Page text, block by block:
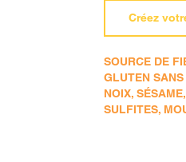
Créez
SOURCE DE
GLUTEN
NOIX,
SULFITES,